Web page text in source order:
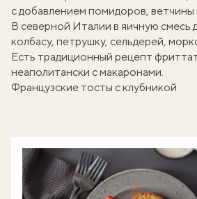
с добавлением помидоров, ветчины
В северной Италии в яичную смесь
колбасу, петрушку, сельдерей,
Есть традиционный рецепт
неаполитански с макаронами.
Французские тосты с клубникой